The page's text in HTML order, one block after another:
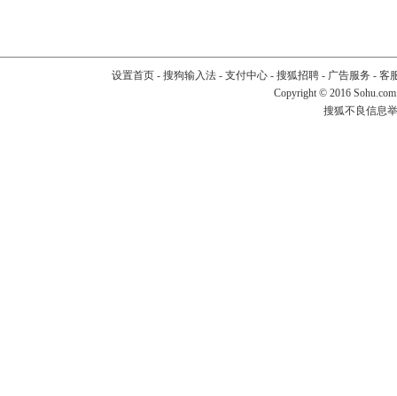
设置首页- 搜狗输入法- 支付中心- 搜狐招聘- 广告服务 - 客
Copyright © 2016
搜狐不良信息